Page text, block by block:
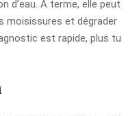
d’eau. À terme, elle peut
moisissures et dégrader
est rapide, plus tu